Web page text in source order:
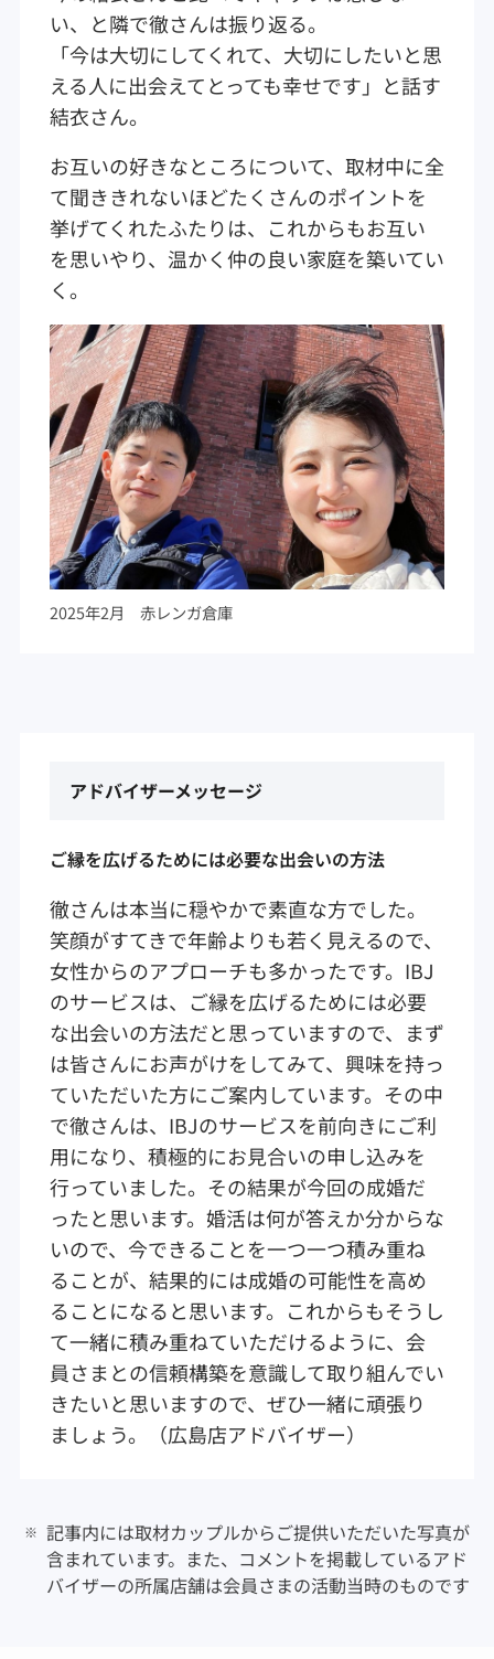
い、と隣で徹さんは振り返る。
「今は大切にしてくれて、大切にしたいと思
える人に出会えてとっても幸せです」と話す
結衣さん。
お互いの好きなところについて、取材中に全
て聞ききれないほどたくさんのポイントを
挙げてくれたふたりは、これからもお互い
を思いやり、温かく仲の良い家庭を築いてい
く。
2025年2月 赤レンガ倉庫
アドバイザーメッセージ
ご縁を広げるためには必要な出会いの方法
徹さんは本当に穏やかで素直な方でした。
笑顔がすてきで年齢よりも若く見えるので、
女性からのアプローチも多かったです。IBJ
のサービスは、ご縁を広げるためには必要
な出会いの方法だと思っていますので、まず
は皆さんにお声がけをしてみて、興味を持っ
ていただいた方にご案内しています。その中
で徹さんは、IBJのサービスを前向きにご利
用になり、積極的にお見合いの申し込みを
行っていました。その結果が今回の成婚だ
ったと思います。婚活は何が答えか分からな
いので、今できることを一つ一つ積み重ね
ることが、結果的には成婚の可能性を高め
ることになると思います。これからもそうし
て一緒に積み重ねていただけるように、会
員さまとの信頼構築を意識して取り組んでい
きたいと思いますので、ぜひ一緒に頑張り
ましょう。（広島店アドバイザー）
記事内には取材カップルからご提供いただいた写真が
含まれています。また、コメントを掲載しているアド
バイザーの所属店舗は会員さまの活動当時のものです